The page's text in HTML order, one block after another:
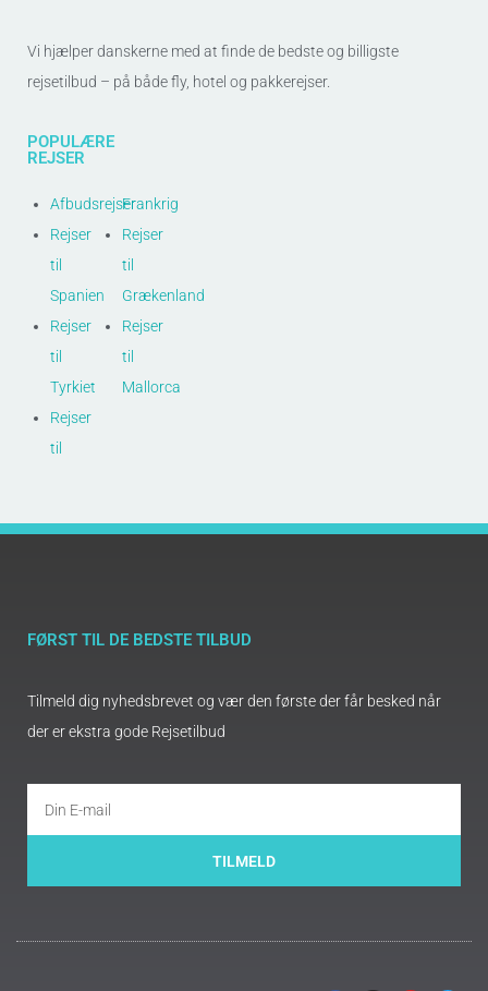
Vi hjælper danskerne med at finde de bedste og billigste
rejsetilbud – på både fly, hotel og pakkerejser.
POPULÆRE
REJSER
Afbudsrejser
Rejser
til
Spanien
Rejser
til
Tyrkiet
Rejser
til
Frankrig
Rejser
til
Grækenland
Rejser
til
Mallorca
FØRST TIL DE BEDSTE TILBUD
Tilmeld dig nyhedsbrevet og vær den første der får besked når
der er ekstra gode Rejsetilbud
TILMELD